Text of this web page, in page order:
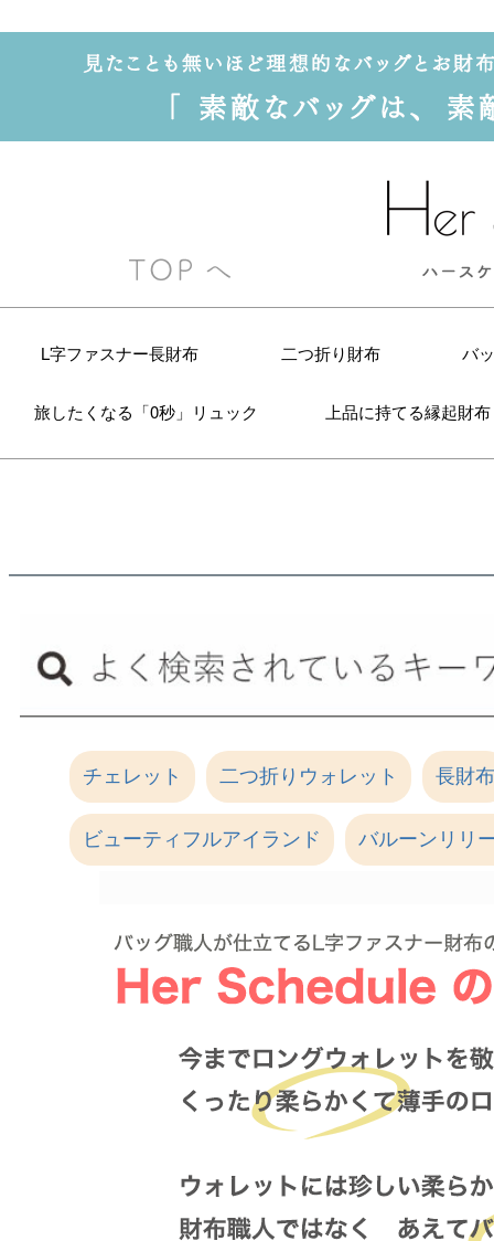
L字ファスナー長財布 二つ折り財布 バ
旅したくなる「0秒」リュック 上品に持てる縁起財布
チェレット 二つ折りウォレット 長財布
ビューティフルアイランド バルーンリリ